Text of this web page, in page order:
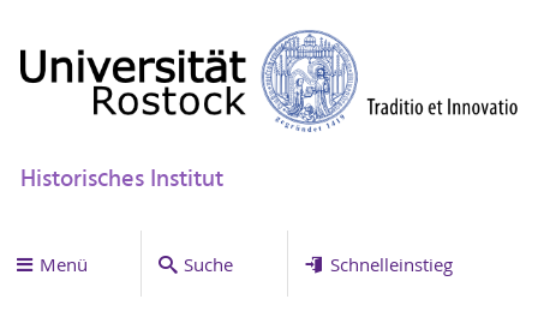
Historisches Institut
Menü Suche Schnelleinstieg